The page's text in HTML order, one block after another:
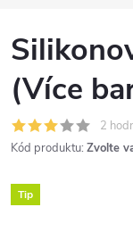
(Více
2
Kód produktu: Zvolte
Tip